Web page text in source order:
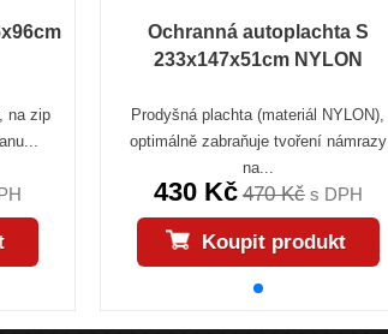
na zip
Ochranná autoplachta S
233x147x51cm NYLON
Prodyšná plachta (materiál NYLON),
optimálně zabraňuje tvoření námrazy
na...
430 Kč 470 Kčs DPH
Koupit produkt